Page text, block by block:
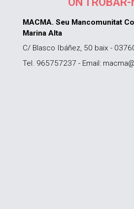
MACMA. Seu Mancomunitat
Marina Alta
C/ Blasco Ibáñez, 50 baix -
Tel. 965757237 - Email: